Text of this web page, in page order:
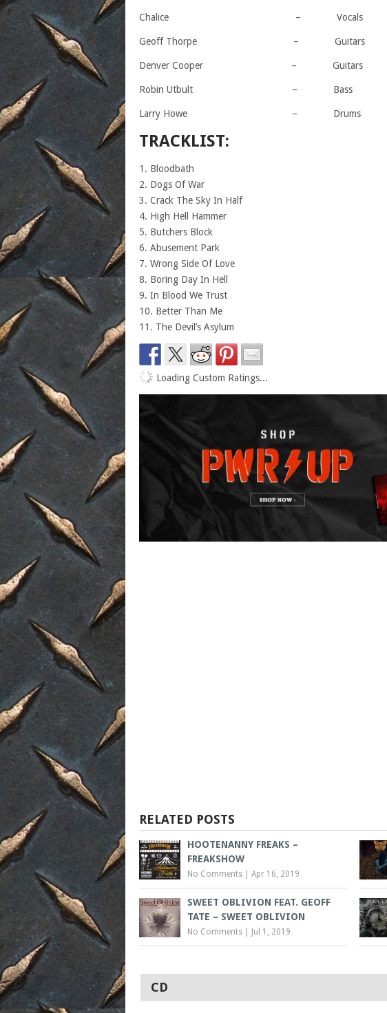
Chalice – Vocals
Geoff Thorpe – Guitars
Denver Cooper – Guitars
Robin Utbult – Bass
Larry Howe – Drums
TRACKLIST:
1. Bloodbath
2. Dogs Of War
3. Crack The Sky In Half
4. High Hell Hammer
5. Butchers Block
6. Abusement Park
7. Wrong Side Of Love
8. Boring Day In Hell
9. In Blood We Trust
10. Better Than Me
11. The Devil’s Asylum
Loading Custom Ratings...
RELATED POSTS
HOOTENANNY FREAKS –
FREAKSHOW
No Comments Apr 16, 2019
SWEET OBLIVION FEAT. GEOFF
TATE – SWEET OBLIVION
No Comments Jul 1, 2019
CD